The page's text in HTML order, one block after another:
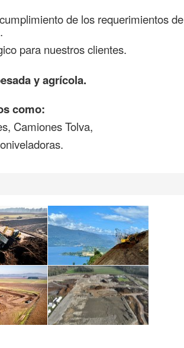
de los requerimientos de
para nuestros clientes.
y agrícola.
como:
Camiones Tolva,